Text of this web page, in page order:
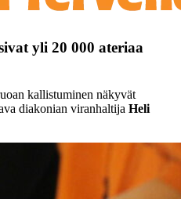
yli 20 000 ateriaa
kallistuminen näkyvät
diakonian viranhaltija Heli